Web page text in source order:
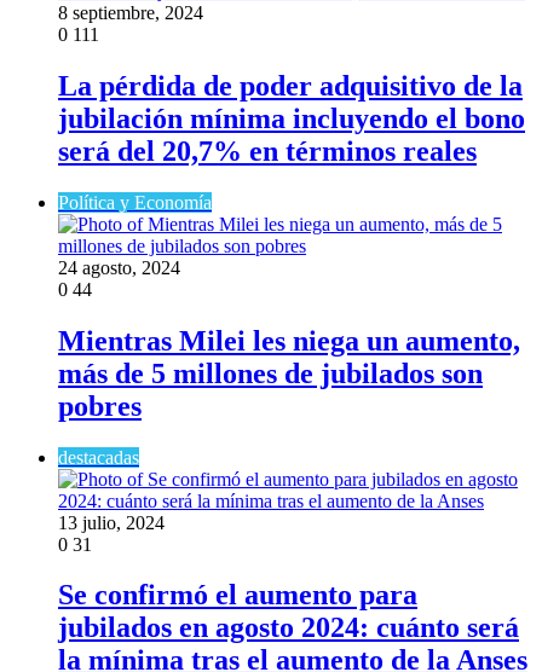
8 septiembre, 2024
0 111
La pérdida de poder adquisitivo de la
jubilación mínima incluyendo el bono
será del 20,7% en términos reales
Política y Economía
24 agosto, 2024
0 44
Mientras Milei les niega un aumento,
más de 5 millones de jubilados son
pobres
destacadas
13 julio, 2024
0 31
Se confirmó el aumento para
jubilados en agosto 2024: cuánto será
la mínima tras el aumento de la Anses